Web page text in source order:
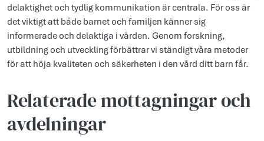
delaktighet och tydlig kommunikation är centrala. För oss är
det viktigt att både barnet och familjen känner sig
informerade och delaktiga i vården. Genom forskning,
utbildning och utveckling förbättrar vi ständigt våra metoder
för att höja kvaliteten och säkerheten i den vård ditt barn får.
Relaterade mottagningar och
avdelningar